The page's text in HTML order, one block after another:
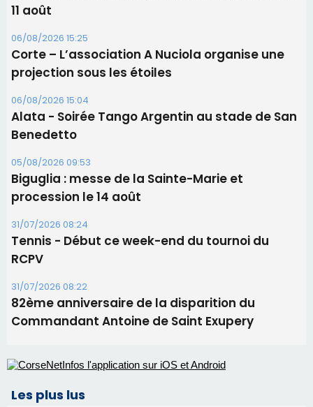
Les brèves
06/08/2026 15:57
Ucciani – Marché des producteurs à Cruculi le
11 août
06/08/2026 15:25
Corte – L’association A Nuciola organise une
projection sous les étoiles
06/08/2026 15:04
Alata - Soirée Tango Argentin au stade de San
Benedetto
05/08/2026 09:53
Biguglia : messe de la Sainte-Marie et
procession le 14 août
Tennis - Début ce week-end du tournoi du
RCPV